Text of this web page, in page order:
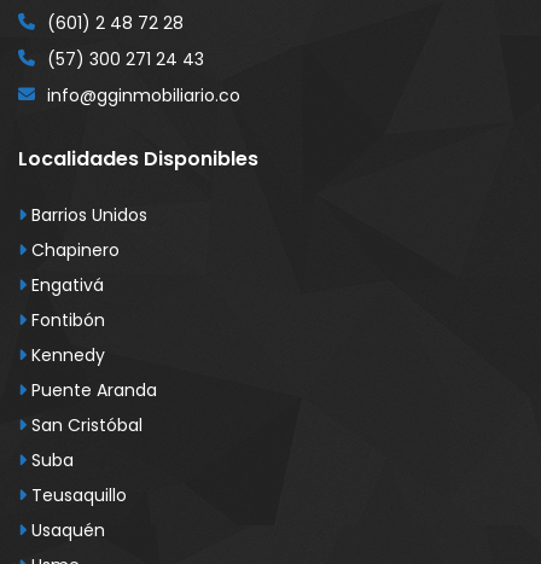
(601) 2 48 72 28
(57) 300 271 24 43
info@gginmobiliario.co
Localidades Disponibles
Barrios Unidos
Chapinero
Engativá
Fontibón
Kennedy
Puente Aranda
San Cristóbal
Suba
Teusaquillo
Usaquén